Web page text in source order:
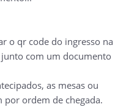
o qr code do ingresso na
com um documento
as mesas ou
por ordem de chegada.